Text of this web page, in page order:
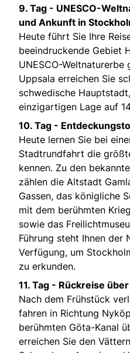
9. Tag - UNESCO-
und Ankunft in
Heute führt Sie Ihre
beeindruckende Gebiet
UNESCO-
Uppsala erreichen Sie
schwedische
einzigartigen Lage auf
10. Tag -
Heute lernen Sie bei
Stadtrundfahrt die
kennen. Zu den
zählen die Altstadt
Gassen, das königliche
mit dem berühmten
sowie das
Führung steht Ihnen der
Verfügung, um
zu erkunden.
11. Tag - Rückreise
Nach dem Frühstück
fahren in Richtung
berühmten Göta-Kanal
erreichen Sie den